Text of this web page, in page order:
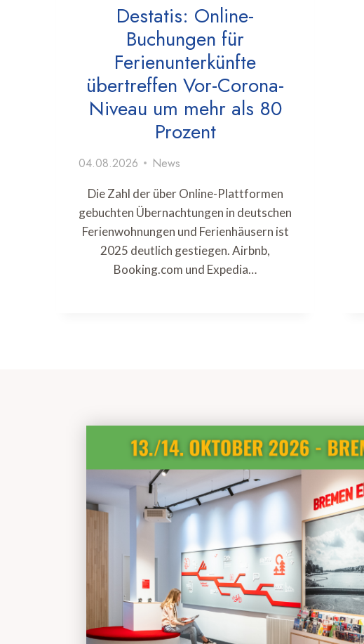
Destatis: Online-
Buchungen für
Ferienunterkünfte
übertreffen Vor-Corona-
Niveau um mehr als 80
Prozent
04.08.2026 News
Die Zahl der über Online-Plattformen
gebuchten Übernachtungen in deutschen
Ferienwohnungen und Ferienhäusern ist
2025 deutlich gestiegen. Airbnb,
Booking.com und Expedia…